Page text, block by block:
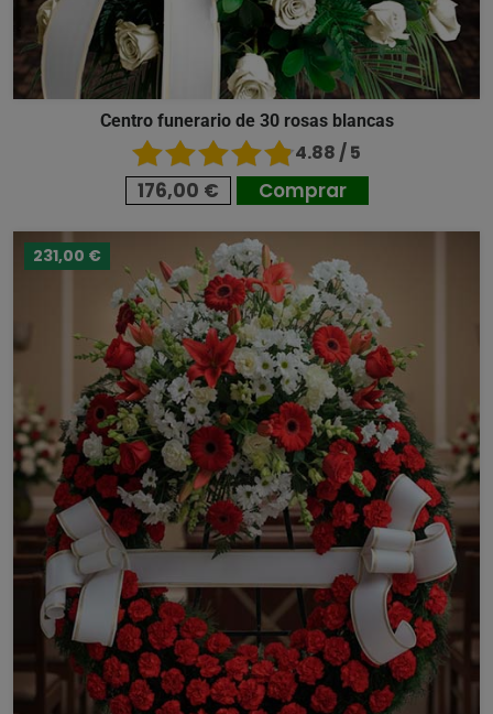
Centro funerario de 30 rosas blancas
4.88 / 5
176,00 € Comprar
231,00 €